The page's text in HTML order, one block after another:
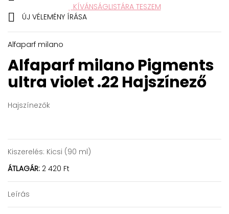
KÍVÁNSÁGLISTÁRA TESZEM
 ÚJ VÉLEMÉNY ÍRÁSA
Alfaparf milano
Alfaparf milano Pigments
ultra violet .22 Hajszínező
Hajszínezők
Kiszerelés: Kicsi (90 ml)
ÁTLAGÁR: 2 420 Ft
Leírás